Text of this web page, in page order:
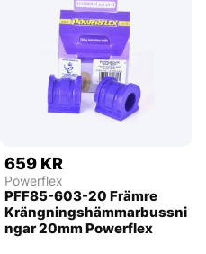
659 KR
Powerflex
PFF85-603-20 Främre
Krängningshämmarbussni
ngar 20mm Powerflex